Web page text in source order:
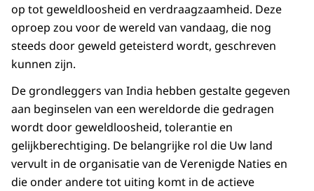
op tot geweldloosheid en verdraagzaamheid. Deze
oproep zou voor de wereld van vandaag, die nog
steeds door geweld geteisterd wordt, geschreven
kunnen zijn.
De grondleggers van India hebben gestalte gegeven
aan beginselen van een wereldorde die gedragen
wordt door geweldloosheid, tolerantie en
gelijkberechtiging. De belangrijke rol die Uw land
vervult in de organisatie van de Verenigde Naties en
die onder andere tot uiting komt in de actieve